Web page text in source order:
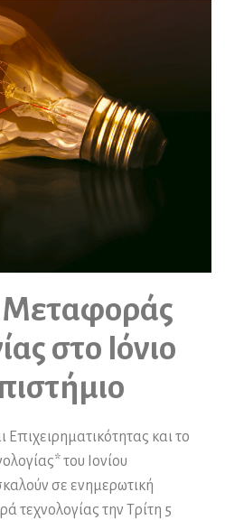
Μεταφοράς
στο Ιόνιο
Επιχειρηματικότητας και το
του Ιονίου
σε ενημερωτική
τεχνολογίας την Τρίτη 5